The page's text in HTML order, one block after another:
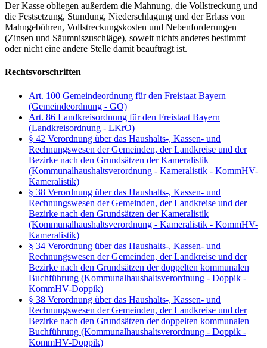
Der Kasse obliegen außerdem die Mahnung, die Vollstreckung und
die Festsetzung, Stundung, Niederschlagung und der Erlass von
Mahngebühren, Vollstreckungskosten und Nebenforderungen
(Zinsen und Säumniszuschläge), soweit nichts anderes bestimmt
oder nicht eine andere Stelle damit beauftragt ist.
Rechtsvorschriften
Art. 100 Gemeindeordnung für den Freistaat Bayern
(Gemeindeordnung - GO)
Art. 86 Landkreisordnung für den Freistaat Bayern
(Landkreisordnung - LKrO)
§ 42 Verordnung über das Haushalts-, Kassen- und
Rechnungswesen der Gemeinden, der Landkreise und der
Bezirke nach den Grundsätzen der Kameralistik
(Kommunalhaushaltsverordnung - Kameralistik - KommHV-
Kameralistik)
§ 38 Verordnung über das Haushalts-, Kassen- und
Rechnungswesen der Gemeinden, der Landkreise und der
Bezirke nach den Grundsätzen der Kameralistik
(Kommunalhaushaltsverordnung - Kameralistik - KommHV-
Kameralistik)
§ 34 Verordnung über das Haushalts-, Kassen- und
Rechnungswesen der Gemeinden, der Landkreise und der
Bezirke nach den Grundsätzen der doppelten kommunalen
Buchführung (Kommunalhaushaltsverordnung - Doppik -
KommHV-Doppik)
§ 38 Verordnung über das Haushalts-, Kassen- und
Rechnungswesen der Gemeinden, der Landkreise und der
Bezirke nach den Grundsätzen der doppelten kommunalen
Buchführung (Kommunalhaushaltsverordnung - Doppik -
KommHV-Doppik)